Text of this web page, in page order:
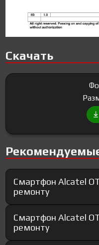
Скачать
Смартфон Alcatel
ремонту
Смартфон Alcatel
ремонту